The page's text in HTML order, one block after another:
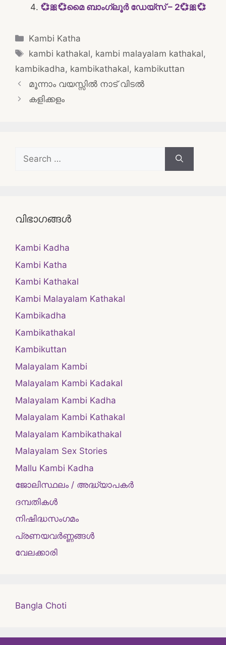
💞🎀💞മൈ ബാംഗ്ലൂർ ഡേയ്‌സ് – 2💞🎀💞
Categories
Kambi Katha
Tags
kambi kathakal, kambi malayalam kathakal,
kambikadha, kambikathakal, kambikuttan
Post
navigation
മൂന്നാം വയസ്സിൽ നാട് വിടൽ
കളിക്കളം
Search
for:
വിഭാഗങ്ങൾ
Kambi Kadha
Kambi Katha
Kambi Kathakal
Kambi Malayalam Kathakal
Kambikadha
Kambikathakal
Kambikuttan
Malayalam Kambi
Malayalam Kambi Kadakal
Malayalam Kambi Kadha
Malayalam Kambi Kathakal
Malayalam Kambikathakal
Malayalam Sex Stories
Mallu Kambi Kadha
ജോലിസ്ഥലം / അദ്ധ്യാപകർ
ദമ്പതികള്‍
നിഷിദ്ധസംഗമം
പ്രണയവർണ്ണങ്ങൾ
വേലക്കാരി
Bangla Choti